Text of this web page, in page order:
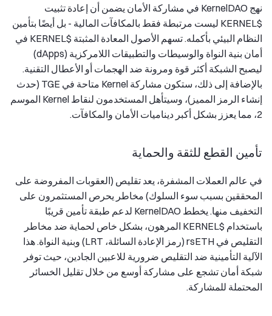
نهج KernelDAO في مشاركة الأمان يضمن أن إعادة تثبيت
$KERNEL ليست مرتبطة فقط بالمكافآت المالية - بل أيضًا بتأمين
النظام البيئي بأكمله. تسهم الأصول المعادة المثبتة $KERNEL في
أمان بنية النواة والوسيطات والتطبيقات اللامركزية (dApps)
ليصبح الشبكة أكثر قوة ومرونة ضد الهجمات أو الأعطال التقنية.
بالإضافة إلى ذلك، ستكون مشاركة Kernel متاحة في TGE (حدث
إنشاء الرمز المميز)، وسيتأهل المستخدمون لنقاط Kernel الموسم
2، مما يعزز بشكل أكبر ديناميات الأمان والمكافآت.
تأمين القطع للثقة والحماية
في عالم العملات المشفرة، يعد تقليص (العقوبات المفروضة على
المحققين بسبب سوء السلوك) مخاطر يحرص المستثمرون على
التخفيف منها. يخطط KernelDAO لدعم طبقة تأمين قريبًا
باستخدام $KERNEL المرهون، بشكل خاص لحماية ضد مخاطر
التقليص في rsETH (رمز الإعادة السائلة، LRT) وبنية النواة. هذا
الآلية التأمينية ضد التقليص ضرورية للاعبين الجادين، حيث توفر
شبكة أمان تشجع على مشاركة أوسع من خلال تقليل الخسائر
المحتملة للمشاركة.